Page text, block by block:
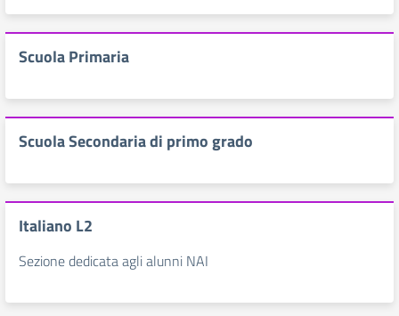
Scuola Primaria
Scuola Secondaria di primo grado
Italiano L2
Sezione dedicata agli alunni NAI